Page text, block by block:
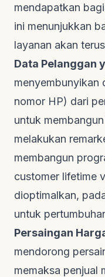
mendapatkan
ini menunjukkan
layanan akan
Data Pelanggan
menyembunyikan
nomor HP) dari
untuk
melakukan
membangun
customer lifetime
dioptimalkan,
untuk
Persaingan
mendorong
memaksa penjual